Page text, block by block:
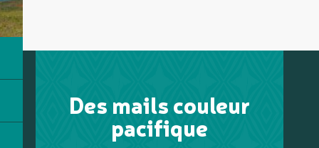
Des mails couleur
pacifique